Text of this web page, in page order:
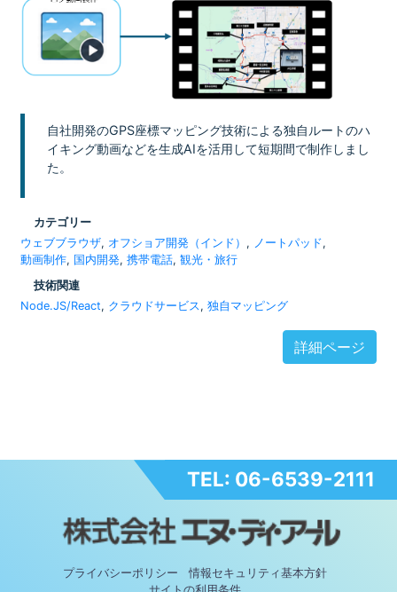
自社開発のGPS座標マッピング技術による独自ルートのハ
イキング動画などを生成AIを活用して短期間で制作しまし
た。
カテゴリー
ウェブブラウザ, オフショア開発（インド） , ノートパッド,
動画制作, 国内開発, 携帯電話, 観光・旅行
技術関連
Node.JS/React, クラウドサービス, 独自マッピング
詳細ページ
TEL: 06-6539-2111
プライバシーポリシー
情報セキュリティ基本方針